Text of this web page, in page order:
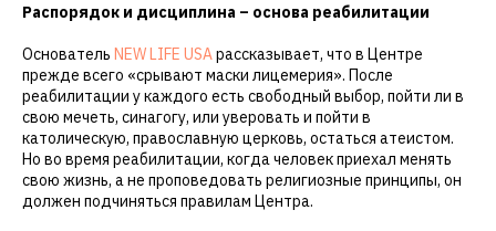
Распорядок и дисциплина – основа реабилитации
Основатель NEW LIFE USAрассказывает, что в Центре
прежде всего «срывают маски лицемерия». После
реабилитации у каждого есть свободный выбор, пойти ли в
свою мечеть, синагогу, или уверовать и пойти в
католическую, православную церковь, остаться атеистом.
Но во время реабилитации, когда человек приехал менять
свою жизнь, а не проповедовать религиозные принципы, он
должен подчиняться правилам Центра.